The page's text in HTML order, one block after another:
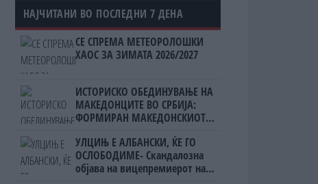
НАЈЧИТАНИ ВО ПОСЛЕДНИ 7 ДЕНА
СЕ СПРЕМА МЕТЕОРОЛОШКИ
ХАОС ЗА ЗИМАТА 2026/2027
ИСТОРИСКО ОБЕДИНУВАЊЕ НА
МАКЕДОНЦИТЕ ВО СРБИЈА:
ФОРМИРАН МАКЕДОНСКИОТ
УЛЦИЊ Е АЛБАНСКИ, ЌЕ ГО
ОСЛОБОДИМЕ- Скандалозна
објава на вицепремиерот на